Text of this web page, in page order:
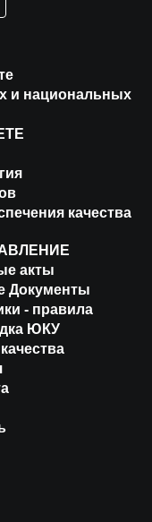
и национальных
качества
акты
Документы
- правила
ЮКУ